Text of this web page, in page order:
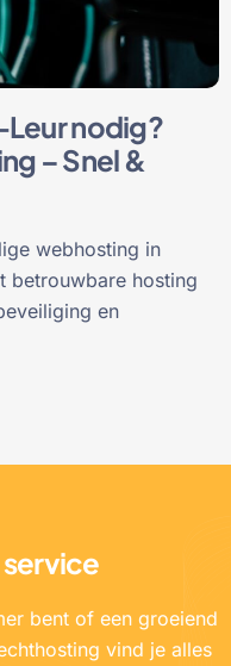
nodig?
– Snel &
webhosting in
betrouwbare hosting
en
bent of een groeiend
vind je alles